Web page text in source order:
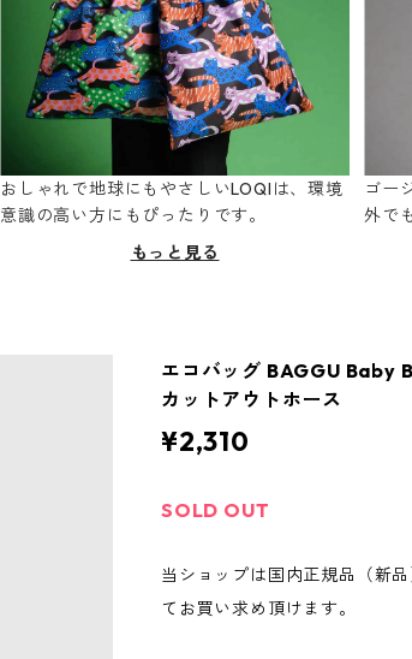
おしゃれで地球にもやさしいLOQIは、環境
意識の高い方にもぴったりです。
もっと見る
ゴー
外で
エコバッグ BAGGU Baby
カットアウトホース
¥2,310
SOLD OUT
当ショップは国内正規品（新
てお買い求め頂けます。